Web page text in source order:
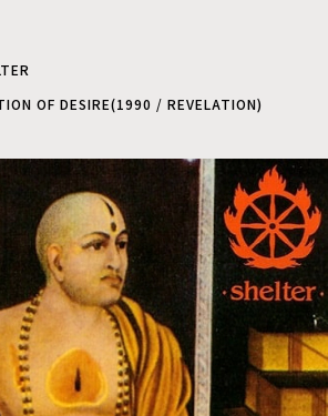
OF DESIRE(1990 / REVELATION)